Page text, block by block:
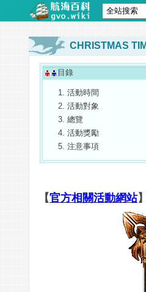
CHRISTMAS
目錄
活動時間
活動對象
總覽
活動獎勵
注意事項
【官方相關活動網站】